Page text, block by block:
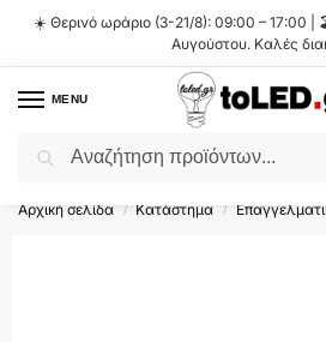
☀️ Θερινό ωράριο (3-21/8): 09:00 – 17:00 |
Αυγούστου. Καλές
MENU
Flash Sale ⚡ 10% Έκπτωση με τον
Αρχική σελίδα / Κατάστημα /